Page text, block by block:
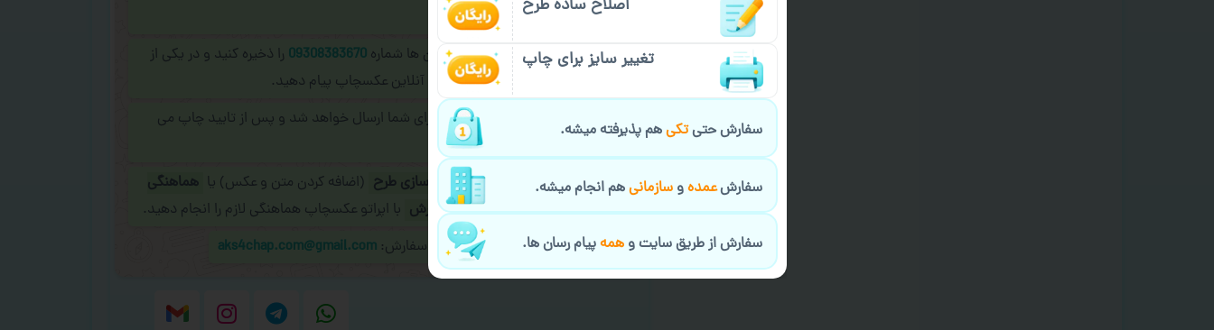
فرمایید.
برای ارسال پیام در پیام رسان ها شماره 09308383670 را ذخیره کنید و در یکی از
پیام رسان های زیر به اپراتور آنلاین عکسچاپ پیام دهید.
طراحی نهایی قبل از چاپ برای شما ارسال خواهد شد و پس از تایید چاپ می
در صورت نیاز به سفارشی سازی طرح (اضافه کردن متن و عکس) یا هماهنگی
ارسال و یا کادو کردن سفارش با اپراتو عکسچاپ هماهنگی لازم را انجام دهید.
ایمیل جهت ثبت یا پیگیری سفارش: aks4chap.com@gmail.com
اصلاح ساده طرح
تغییر سایز برای چاپ
سفارش حتیتکیهم پذیرفته میشه.
سفارشعمدهوسازمانیهم انجام میشه.
سفارش از طریق سایت وهمهپیام رسان ها.